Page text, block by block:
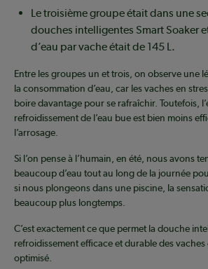
Le troisième groupe était dans une
douches intelligentes Smart Soaker
d’eau par vache était de 145 L.
Entre les groupes un et trois, on observe une
la consommation d’eau, car les vaches en
boire davantage pour se rafraîchir. Toutefois,
refroidissement de l’eau bue est bien moins
l’arrosage.
Si l’on pense à l’humain, en été, nous avons
beaucoup d’eau tout au long de la journée
si nous plongeons dans une piscine, la
beaucoup plus longtemps.
C’est exactement ce que permet la douche
refroidissement efficace et durable des
optimisé.